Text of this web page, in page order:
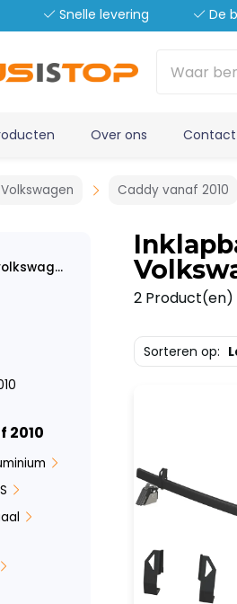
Snelle levering De
Over ons Contact
Volkswagen Caddy vanaf 2010
2010
2 Product(en)
Sorteren op: